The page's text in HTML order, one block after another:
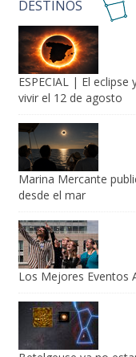
ESPECIAL | El
vivir el 12 de agosto
Marina Mercante
desde el mar
Los Mejores Eventos
Betelgeuse ya no
sólida de su estrella